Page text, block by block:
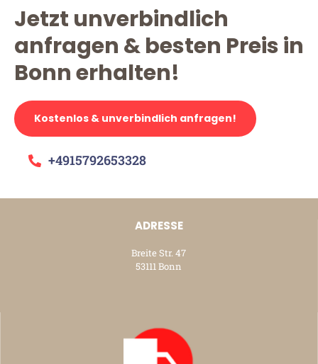
Jetzt unverbindlich
anfragen & besten Preis in
Bonn erhalten!
Kostenlos & unverbindlich anfragen!
+4915792653328
ADRESSE
Breite Str. 47
53111 Bonn